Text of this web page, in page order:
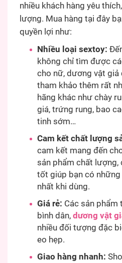
nhiều khách hàng yêu
lượng. Mua hàng tại đây
quyền lợi như:
Nhiều loại sextoy:
không chỉ tìm được
cho nữ, dương vật
tham khảo thêm rất
hãng khác như chày
giá, trứng rung, bao
tinh sớm…
Cam kết chất lượng
cam kết mang đến
sản phẩm chất lượng,
tốt giúp bạn có
nhất khi dùng.
Giá rẻ: Các sản phẩm
bình dân, dương vật
nhiều đối tượng đặc
eo hẹp.
Giao hàng nhanh: